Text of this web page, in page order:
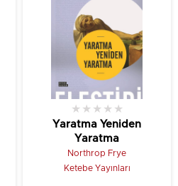
Yaratma Yeniden
Yaratma
★ ★ ★ ★ ★
Northrop Frye
Ketebe Yayınları